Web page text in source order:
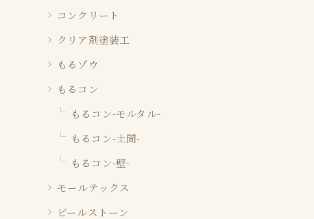
コンクリート
クリア剤塗装工
もるゾウ
もるコン
もるコン-モルタル-
もるコン-土間-
もるコン-壁-
モールテックス
ビールストーン